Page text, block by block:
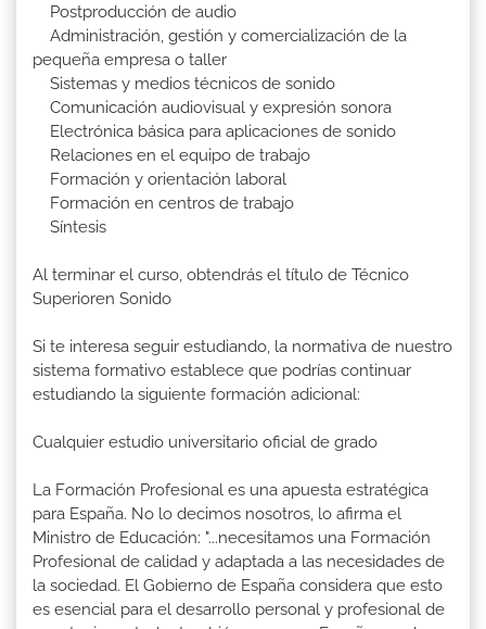
Postproducción de audio
Administración, gestión y comercialización de la
pequeña empresa o taller
Sistemas y medios técnicos de sonido
Comunicación audiovisual y expresión sonora
Electrónica básica para aplicaciones de sonido
Relaciones en el equipo de trabajo
Formación y orientación laboral
Formación en centros de trabajo
Síntesis
Al terminar el curso, obtendrás el título de Técnico
Superioren Sonido
Si te interesa seguir estudiando, la normativa de nuestro
sistema formativo establece que podrías continuar
estudiando la siguiente formación adicional:
Cualquier estudio universitario oficial de grado
La Formación Profesional es una apuesta estratégica
para España. No lo decimos nosotros, lo afirma el
Ministro de Educación: "...necesitamos una Formación
Profesional de calidad y adaptada a las necesidades de
la sociedad. El Gobierno de España considera que esto
es esencial para el desarrollo personal y profesional de